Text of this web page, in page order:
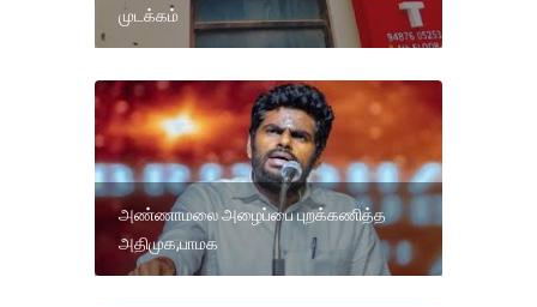
முடக்கம்
அண்ணாமலை அழைப்பை புறக்கணித்த
அதிமுக,பாமக